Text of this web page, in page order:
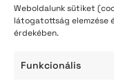
Weboldalunk sütiket
látogatottság elemzése
érdekében.
Funkcionális
2026. július